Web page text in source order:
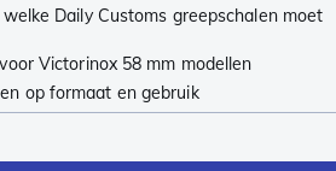
Daily Customs greepschalen moet
Victorinox 58 mm modellen
op formaat en gebruik